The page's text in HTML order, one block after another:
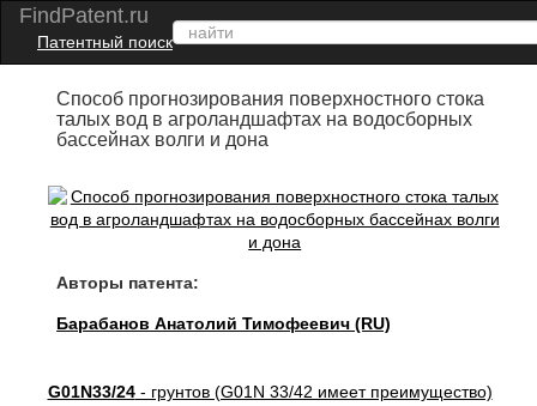
FindPatent.ru
Патентный поиск
Способ прогнозирования поверхностного стока
талых вод в агроландшафтах на водосборных
бассейнах волги и дона
Авторы патента:
Барабанов Анатолий Тимофеевич (RU)
G01N33/24- грунтов (G01N 33/42 имеет преимущество)